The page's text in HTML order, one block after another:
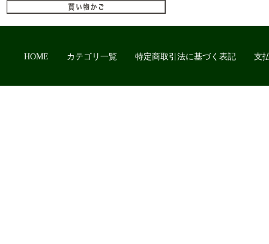
HOME カテゴリ一覧 特定商取引法に基づく表記 支